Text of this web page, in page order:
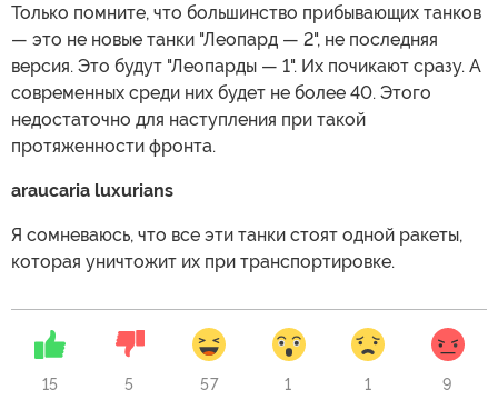
Только помните, что большинство прибывающих танков
— это не новые танки "Леопард — 2", не последняя
версия. Это будут "Леопарды — 1". Их почикают сразу. А
современных среди них будет не более 40. Этого
недостаточно для наступления при такой
протяженности фронта.
araucaria luxurians
Я сомневаюсь, что все эти танки стоят одной ракеты,
которая уничтожит их при транспортировке.
15 5 57 1 1 9